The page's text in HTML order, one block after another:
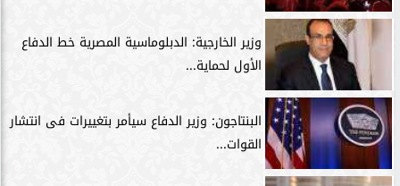
وزير الخارجية: الدبلوماسية المصرية خط الدفاع
الأول لحماية...
البنتاجون: وزير الدفاع سيأمر بتغييرات فى انتشار
القوات...